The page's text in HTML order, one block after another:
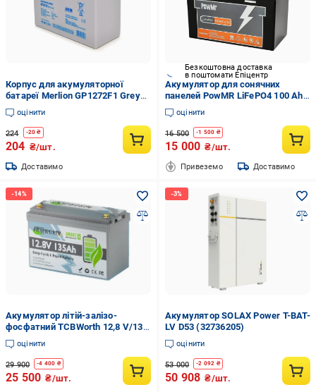
Корпус для акумуляторної
батареї Merlion GP1272F1 Grey
(GP1272F1)
оцінити
224 -20 ₴
204 ₴/шт.
Доставимо
Безкоштовна доставка
в поштомати Епіцентр
Акумулятор для сонячних
панелей PowMR LiFePO4 100 Ah
12,8V 1200 Вт/год (30633914)
оцінити
16 500 -1 500 ₴
15 000 ₴/шт.
Привеземо Доставимо
Акумулятор літій-залізо-
фосфатний TCBWorth 12,8 V/135
Ah/1728 Wh LiFePO4 (YD12135)
оцінити
29 900 -4 400 ₴
25 500 ₴/шт.
Акумулятор SOLAX Power T-BAT-
LV D53 (32736205)
оцінити
53 000 -2 092 ₴
50 908 ₴/шт.